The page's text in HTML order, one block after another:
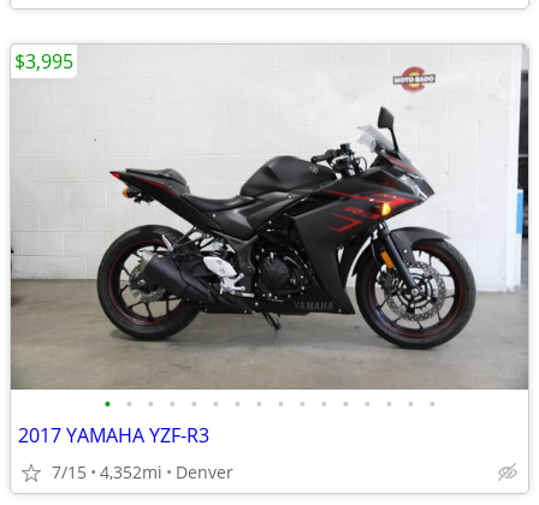
• • • • • • • • • • • • • • • •
2017 YAMAHA YZF-R3
7/15 4,352mi Denver
$3,995